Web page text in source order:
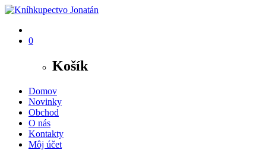
0
Košík
Domov
Novinky
Obchod
O nás
Kontakty
Môj účet